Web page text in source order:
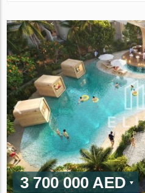
3 700 000 AED